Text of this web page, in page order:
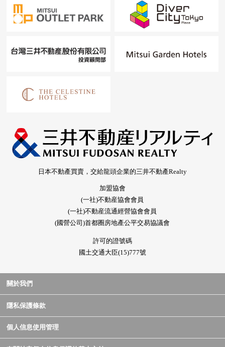
日本不動產買賣，交給龍頭企業的三井不動產Realty
加盟協會
(一社)不動産協會會員
(一社)不動産流通經營協會會員
(國營公司)首都圈房地產公平交易協議會
許可的證號碼
國土交通大臣(15)777號
關於我們
隱私保護條款
個人信息使用管理